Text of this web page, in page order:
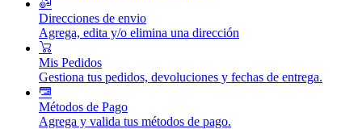
Direcciones de envio
Agrega, edita y/o elimina una dirección
Mis Pedidos
Gestiona tus pedidos, devoluciones y fechas de entrega.
Métodos de Pago
Agrega y valida tus métodos de pago.